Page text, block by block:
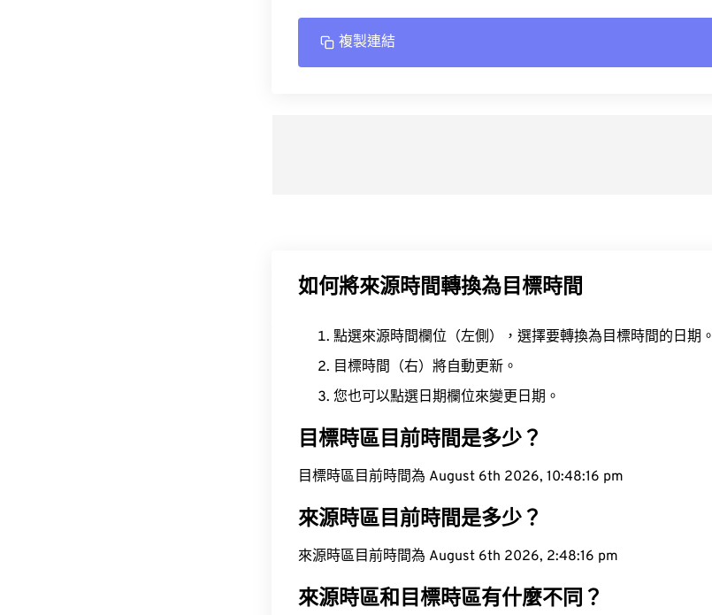
複製連結
如何將來源時間轉換為目標時間
點選來源時間欄位（左側），選擇要轉換為目標時間的日期。
目標時間（右）將自動更新。
您也可以點選日期欄位來變更日期。
目標時區目前時間是多少？
目標時區目前時間為 August 6th 2026, 10:48:17 pm
來源時區目前時間是多少？
來源時區目前時間為 August 6th 2026, 2:48:17 pm
來源時區和目標時區有什麼不同？